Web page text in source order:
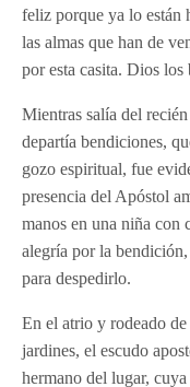
feliz porque ya lo están
las almas que han de
por esta casita. Dios los
Mientras salía del
departía bendiciones,
gozo espiritual, fue
presencia del Apóstol
manos en una niña con
alegría por la
para despedirlo.
En el atrio y rodeado
jardines, el escudo
hermano del lugar,